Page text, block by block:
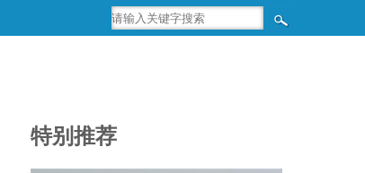
特别推荐